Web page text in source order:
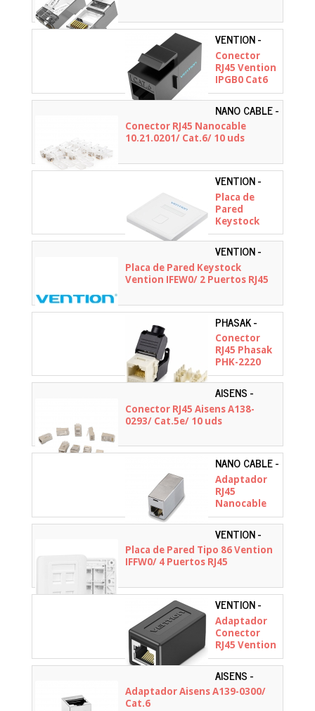
VENTION -
IPGB0
Conector
RJ45 Vention
IPGB0 Cat6
UTP/ Negro
NANO CABLE -
10.21.0201
Conector RJ45 Nanocable
10.21.0201/ Cat.6/ 10 uds
VENTION -
IFDW0
Placa de
Pared
Keystock
Vention
IFDW0/ 1
Puertos RJ45
VENTION -
IFEW0
Placa de Pared Keystock
Vention IFEW0/ 2 Puertos RJ45
PHASAK -
PHK-2220
Conector
RJ45 Phasak
PHK-2220
Cat.6 UTP/
Blanco
AISENS -
A138-0293
Conector RJ45 Aisens A138-
0293/ Cat.5e/ 10 uds
NANO CABLE -
10.21.0503
Adaptador
RJ45
Nanocable
10.21.0503/
Cat.6 STP
VENTION -
IFFW0
Placa de Pared Tipo 86 Vention
IFFW0/ 4 Puertos RJ45
VENTION -
IPVB0
Adaptador
Conector
RJ45 Vention
IPVB0/ Cat.6
FTP/ RJ45
Hembra -
RJ45
AISENS -
A139-0300
Adaptador Aisens A139-0300/
Cat.6